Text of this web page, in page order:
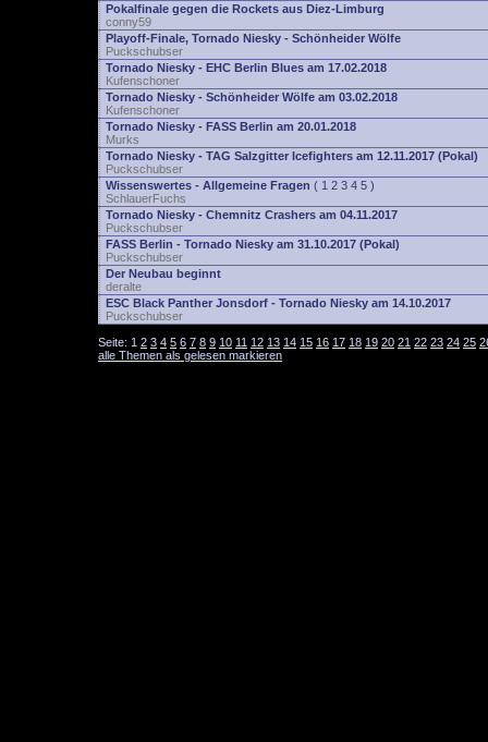
Pokalfinale gegen die Rockets aus Diez-Limburg
conny59
Playoff-Finale, Tornado Niesky - Schönheider Wölfe
Puckschubser
Tornado Niesky - EHC Berlin Blues am 17.02.2018
Kufenschoner
Tornado Niesky - Schönheider Wölfe am 03.02.2018
Kufenschoner
Tornado Niesky - FASS Berlin am 20.01.2018
Murks
Tornado Niesky - TAG Salzgitter Icefighters am 12.11.2017 (Pokal)
Puckschubser
Wissenswertes - Allgemeine Fragen ( 1 2 3 4 5 )
SchlauerFuchs
Tornado Niesky - Chemnitz Crashers am 04.11.2017
Puckschubser
FASS Berlin - Tornado Niesky am 31.10.2017 (Pokal)
Puckschubser
Der Neubau beginnt
deralte
ESC Black Panther Jonsdorf - Tornado Niesky am 14.10.2017
Puckschubser
Seite: 1 2 3 4 5 6 7 8 9 10 11 12 13 14 15 16 17 18 19 20 21 22 23 24 25
alle Themen als gelesen markieren